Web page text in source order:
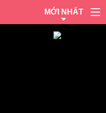
MỚI NHẤT